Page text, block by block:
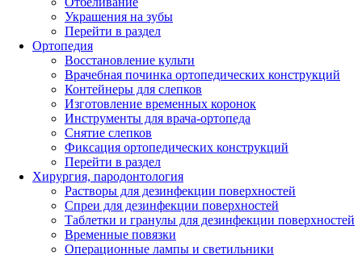
Украшения на зубы
Перейти в раздел
Ортопедия
Восстановление культи
Врачебная починка ортопедических конструкций
Контейнеры для слепков
Изготовление временных коронок
Инструменты для врача-ортопеда
Снятие слепков
Фиксация ортопедических конструкций
Перейти в раздел
Хирургия, пародонтология
Растворы для дезинфекции поверхностей
Спреи для дезинфекции поверхностей
Таблетки и гранулы для дезинфекции поверхностей
Временные повязки
Операционные лампы и светильники